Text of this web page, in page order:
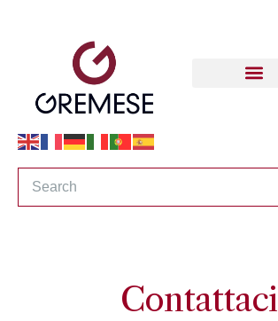
Contattaci